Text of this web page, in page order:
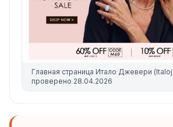
Главная страница Итало Джевери
проверено 28.04.2026